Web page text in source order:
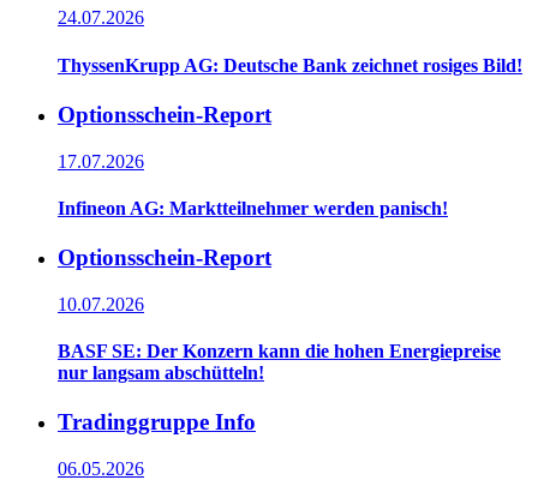
24.07.2026
ThyssenKrupp AG: Deutsche Bank zeichnet rosiges Bild!
Optionsschein-Report
17.07.2026
Infineon AG: Marktteilnehmer werden panisch!
Optionsschein-Report
10.07.2026
BASF SE: Der Konzern kann die hohen Energiepreise
nur langsam abschütteln!
Tradinggruppe Info
06.05.2026